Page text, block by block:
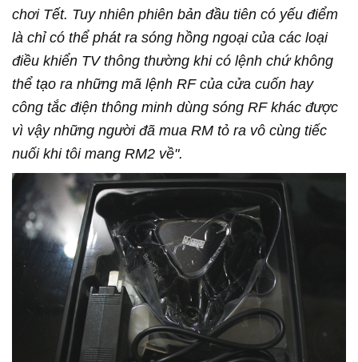
chơi Tết. Tuy nhiên phiên bản đầu tiên có yếu điểm
là chỉ có thể phát ra sóng hồng ngoại của các loại
điều khiển TV thông thường khi có lệnh chứ không
thể tạo ra những mã lệnh RF của cửa cuốn hay
công tắc điện thông minh dùng sóng RF khác được
vì vậy những người đã mua RM tỏ ra vô cùng tiếc
nuối khi tôi mang RM2 về".